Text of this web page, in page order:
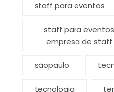
staff para eventos
staff para eventos
empresa de staff
sãopaulo
tecnologia